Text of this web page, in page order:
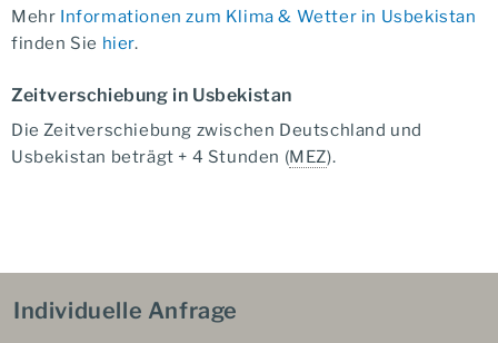
Mehr Informationen zum Klima & Wetter in Usbekistan
finden Sie hier.
Zeitverschiebung in Usbekistan
Die Zeitverschiebung zwischen Deutschland und
Usbekistan beträgt + 4 Stunden (MEZ).
Individuelle Anfrage